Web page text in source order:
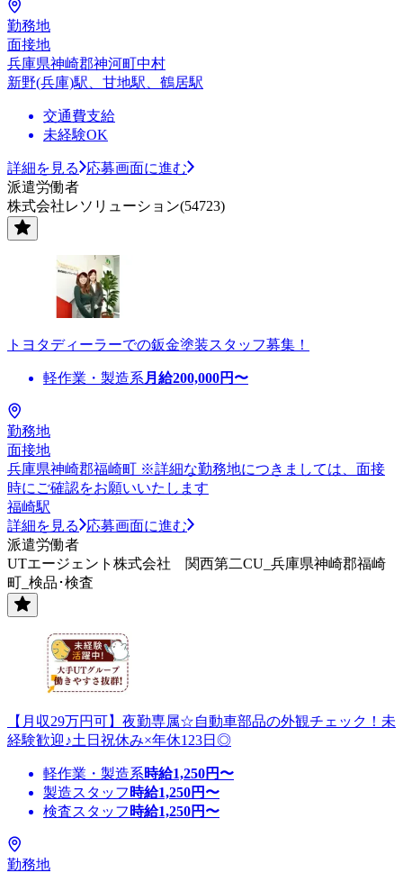
勤務地
面接地
兵庫県神崎郡神河町中村
新野(兵庫)駅、甘地駅、鶴居駅
交通費支給
未経験OK
詳細を見る
応募画面に進む
派遣労働者
株式会社レソリューション(54723)
トヨタディーラーでの鈑金塗装スタッフ募集！
軽作業・製造系 月給200,000円〜
勤務地
面接地
兵庫県神崎郡福崎町 ※詳細な勤務地につきましては、面接
時にご確認をお願いいたします
福崎駅
詳細を見る
応募画面に進む
派遣労働者
UTエージェント株式会社 関西第二CU_兵庫県神崎郡福崎
町_検品･検査
【月収29万円可】夜勤専属☆自動車部品の外観チェック！未
経験歓迎♪土日祝休み×年休123日◎
軽作業・製造系時給1,250円〜
製造スタッフ 時給1,250円〜
検査スタッフ 時給1,250円〜
勤務地